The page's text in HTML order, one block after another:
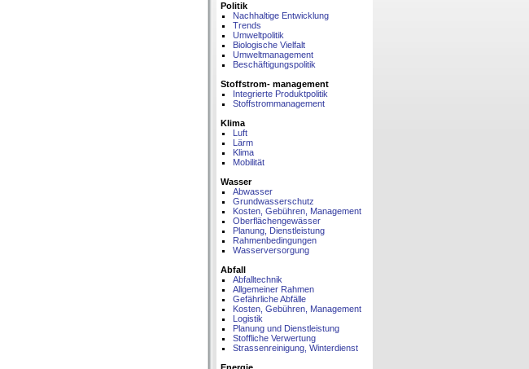
Politik
Nachhaltige Entwicklung
Trends
Umweltpolitik
Biologische Vielfalt
Umweltmanagement
Beschäftigungspolitik
Stoffstrom- management
Integrierte Produktpolitik
Stoffstrommanagement
Klima
Luft
Lärm
Klima
Mobilität
Wasser
Abwasser
Grundwasserschutz
Kosten, Gebühren, Management
Oberflächengewässer
Planung, Dienstleistung
Rahmenbedingungen
Wasserversorgung
Abfall
Abfalltechnik
Allgemeiner Rahmen
Gefährliche Abfälle
Kosten, Gebühren, Management
Logistik
Planung und Dienstleistung
Stoffliche Verwertung
Strassenreinigung, Winterdienst